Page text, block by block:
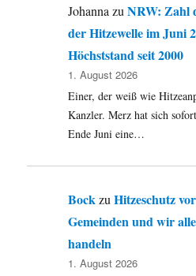
Johanna zuNRW: Zahl
der Hitzewelle im Juni
Höchststand seit 2000
1. August 2026
Einer, der weiß wie
Kanzler. Merz hat sich
Ende Juni eine…
BockzuHitzeschutz
Gemeinden und wir
handeln
1. August 2026